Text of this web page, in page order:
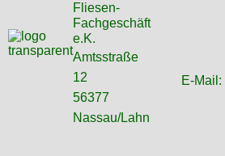
Fliesen-
Fachgeschäft
e.K.
Amtsstraße
12
56377
Nassau/Lahn
E-Mail: